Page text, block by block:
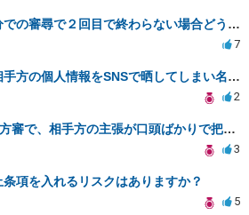
開示請求の仮処分での審尋で２回目で終わらない場合どうしたらいいですか
7
当方の腹いせで相手方の個人情報をSNSで晒してしまい名誉毀損させてしまったかもしれない
2
Xの開示請求の双方審で、相手方の主張が口頭ばかりで把握しきれません
3
項を入れるリスクはありますか？
5